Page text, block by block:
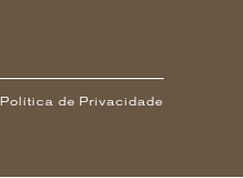
Política de Privacidade